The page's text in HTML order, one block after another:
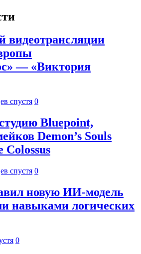
видеотрансляции
— «Виктория
спустя 0
Bluepoint,
Demon’s Souls
Colossus
спустя 0
новую ИИ-модель
навыками логических
0